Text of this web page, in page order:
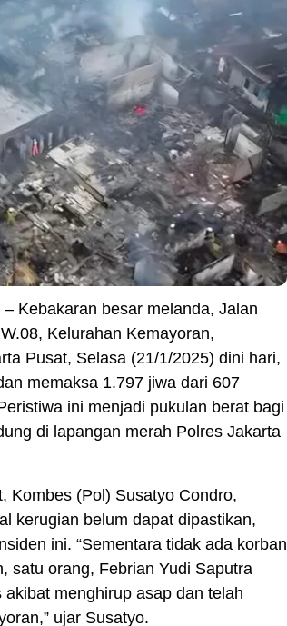
– Kebakaran besar melanda, Jalan
Kelurahan Kemayoran,
Pusat, Selasa (21/1/2025) dini hari,
memaksa 1.797 jiwa dari 607
ini menjadi pukulan berat bagi
di lapangan merah Polres Jakarta
Kombes (Pol) Susatyo Condro,
kerugian belum dapat dipastikan,
ini. “Sementara tidak ada korban
satu orang, Febrian Yudi Saputra
menghirup asap dan telah
ujar Susatyo.